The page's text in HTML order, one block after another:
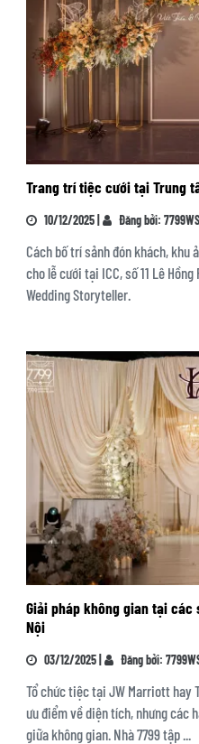
Trang trí tiệc cưới tại Trung
10/12/2025 | Đăng bởi:
Cách bố trí sảnh đón khách, khu
cho lễ cưới tại ICC, số 11 Lê
Wedding Storyteller.
Giải pháp không gian tại các
Nội
03/12/2025 | Đăng bởi:
Tổ chức tiệc tại JW Marriott hay
ưu điểm về diện tích, nhưng các
giữa không gian. Nhà 7799 tập ...